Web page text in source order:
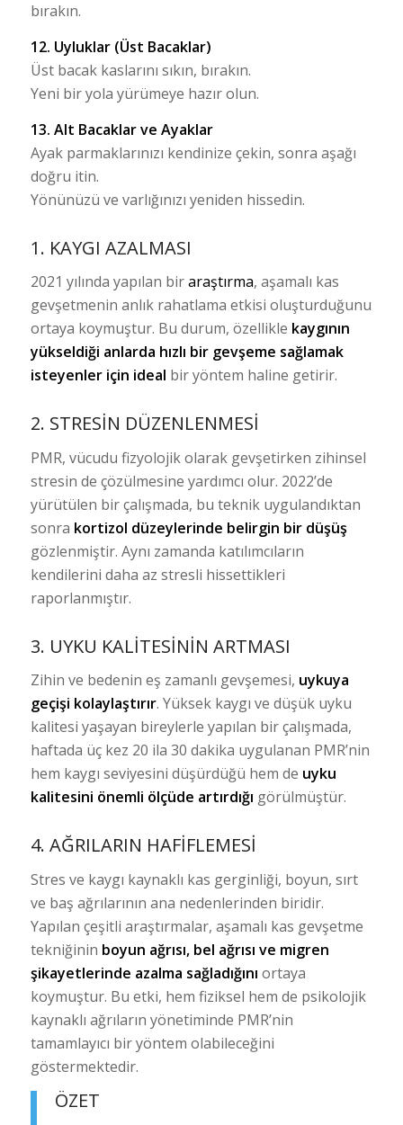
bırakın.
12. Uyluklar (Üst Bacaklar)
Üst bacak kaslarını sıkın, bırakın.
Yeni bir yola yürümeye hazır olun.
13. Alt Bacaklar ve Ayaklar
Ayak parmaklarınızı kendinize çekin, sonra aşağı
doğru itin.
Yönünüzü ve varlığınızı yeniden hissedin.
1. KAYGI AZALMASI
2021 yılında yapılan biraraştırma, aşamalı kas
gevşetmenin anlık rahatlama etkisi oluşturduğunu
ortaya koymuştur. Bu durum, özellikle kaygının
yükseldiği anlarda hızlı bir gevşeme sağlamak
isteyenler için ideal bir yöntem haline getirir.
2. STRESIN DÜZENLENMESI
PMR, vücudu fizyolojik olarak gevşetirken zihinsel
stresin de çözülmesine yardımcı olur. 2022’de
yürütülen bir çalışmada, bu teknik uygulandıktan
sonra kortizol düzeylerinde belirgin bir düşüş
gözlenmiştir. Aynı zamanda katılımcıların
kendilerini daha az stresli hissettikleri
raporlanmıştır.
3. UYKU KALITESININ ARTMASI
Zihin ve bedenin eş zamanlı gevşemesi, uykuya
geçişi kolaylaştırır. Yüksek kaygı ve düşük uyku
kalitesi yaşayan bireylerle yapılan bir çalışmada,
haftada üç kez 20 ila 30 dakika uygulanan PMR’nin
hem kaygı seviyesini düşürdüğü hem de uyku
kalitesini önemli ölçüde artırdığı görülmüştür.
4. AĞRILARIN HAFIFLEMESI
Stres ve kaygı kaynaklı kas gerginliği, boyun, sırt
ve baş ağrılarının ana nedenlerinden biridir.
Yapılan çeşitli araştırmalar, aşamalı kas gevşetme
tekniğinin boyun ağrısı, bel ağrısı ve migren
şikayetlerinde azalma sağladığını ortaya
koymuştur. Bu etki, hem fiziksel hem de psikolojik
kaynaklı ağrıların yönetiminde PMR’nin
tamamlayıcı bir yöntem olabileceğini
göstermektedir.
ÖZET